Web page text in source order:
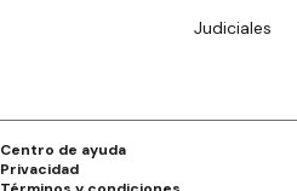
Judiciales
Privacidad
Centro de ayuda